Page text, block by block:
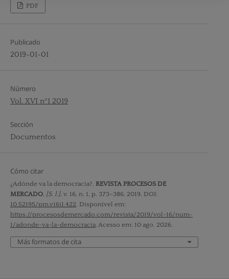
PDF
Publicado
2019-01-01
Número
Vol. XVI nº1 2019
Sección
Documentos
Cómo citar
¿Adónde va la democracia?. REVISTA PROCESOS DE
MERCADO, [S. l.], v. 16, n. 1, p. 373–386, 2019. DOI:
10.52195/pm.v16i1.422. Disponível em:
https://procesosdemercado.com/revista/2019/vol-16/num-
1/adonde-va-la-democracia. Acesso em: 10 ago. 2026.
Más formatos de cita